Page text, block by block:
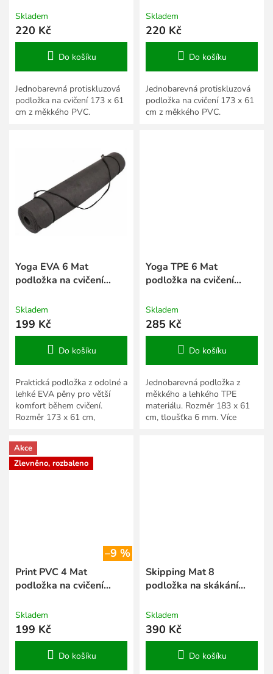
Skladem
220 Kč
Do košíku
Jednobarevná protiskluzová
podložka na cvičení 173 x 61
cm z měkkého PVC.
Skladem
220 Kč
Do košíku
Jednobarevná protiskluzová
podložka na cvičení 173 x 61
cm z měkkého PVC.
Yoga EVA 6 Mat
podložka na cvičení
Skladem
199 Kč
Do košíku
Praktická podložka z odolné a
lehké EVA pěny pro větší
komfort během cvičení.
Rozměr 173 x 61 cm,
barevných variant.
Yoga TPE 6 Mat
podložka na cvičení
Skladem
285 Kč
Do košíku
Jednobarevná podložka z
měkkého a lehkého TPE
materiálu. Rozměr 183 x 61
cm, tloušťka 6 mm. Více
Akce
Zlevněno, rozbaleno
–9 %
Print PVC 4 Mat
podložka na cvičení
Skladem
199 Kč
Do košíku
Skipping Mat 8
podložka na skákání
Skladem
390 Kč
Do košíku